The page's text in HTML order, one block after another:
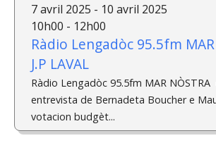
7 avril 2025 - 10 avril 2025
10h00 - 12h00
Ràdio Lengadòc 95.5fm
J.P LAVAL
Ràdio Lengadòc 95.5fm MAR NÒSTRA
entrevista de Bernadeta Boucher e
votacion budgèt...